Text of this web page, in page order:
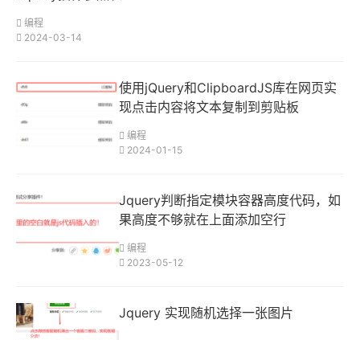
编程
2024-03-14
使用jQuery和ClipboardJS库在网页实
现点击内容将文本复制到剪贴板
编程
2024-01-15
Jquery判断指定模块容器高度代码，如
果高度不够就在上面添加空行
编程
2023-05-12
Jquery 实现随机选择一张图片